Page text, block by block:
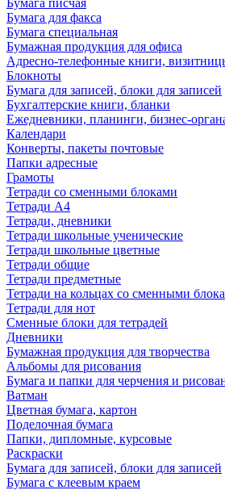
Бумага писчая
Бумага для факса
Бумага специальная
Бумажная продукция для офиса
Адресно-телефонные книги,
Блокноты
Бумага для записей, блоки для записей
Бухгалтерские книги, бланки
Ежедневники, планинги, бизнес-
Календари
Конверты, пакеты почтовые
Папки адресные
Грамоты
Тетради со сменными блоками
Тетради А4
Тетради, дневники
Тетради школьные ученические
Тетради школьные цветные
Тетради общие
Тетради предметные
Тетради на кольцах со сменными
Тетради для нот
Сменные блоки для тетрадей
Дневники
Бумажная продукция для творчества
Альбомы для рисования
Бумага и папки для черчения и
Ватман
Цветная бумага, картон
Поделочная бумага
Папки, дипломные, курсовые
Раскраски
Бумага для записей, блоки для записей
Бумага с клеевым краем